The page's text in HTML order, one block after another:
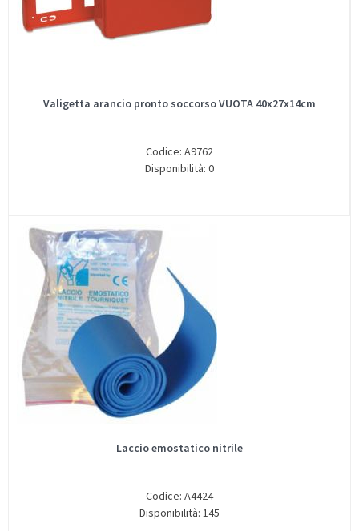
Valigetta arancio pronto soccorso VUOTA 40x27x14cm
Codice: A9762
Disponibilità: 0
Laccio emostatico nitrile
Codice: A4424
Disponibilità: 145